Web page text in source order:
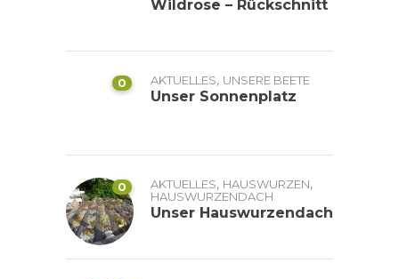
Wildrose – Rückschnitt
0 AKTUELLES, UNSERE BEETE
Unser Sonnenplatz
0 AKTUELLES, HAUSWURZEN,
HAUSWURZENDACH
Unser Hauswurzendach